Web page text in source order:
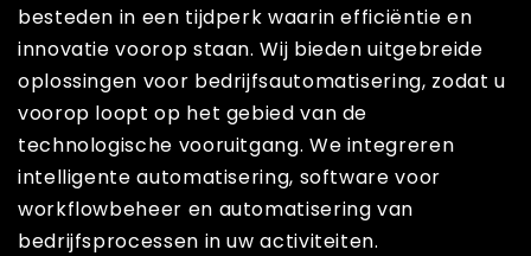
besteden in een tijdperk waarin efficiëntie en
innovatie voorop staan. Wij bieden uitgebreide
oplossingen voor bedrijfsautomatisering, zodat u
voorop loopt op het gebied van de
technologische vooruitgang. We integreren
intelligente automatisering, software voor
workflowbeheer en automatisering van
bedrijfsprocessen in uw activiteiten.